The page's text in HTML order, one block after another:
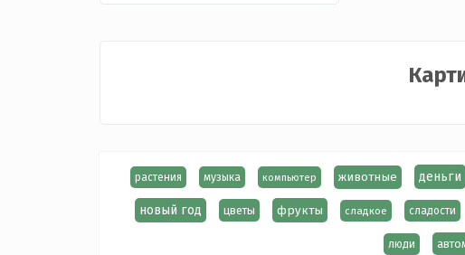
растения музыка компьютер животные деньги
новый год цветы фрукты сладкое сладости
люди